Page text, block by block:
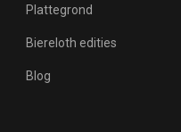
Plattegrond
Biereloth edities
Blog